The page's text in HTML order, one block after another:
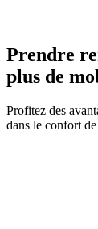
Prendre
plus de
Profitez des
dans le confort